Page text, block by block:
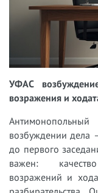
УФАС
возражения и
возбуждении дела
до первого
важен:
возражений и